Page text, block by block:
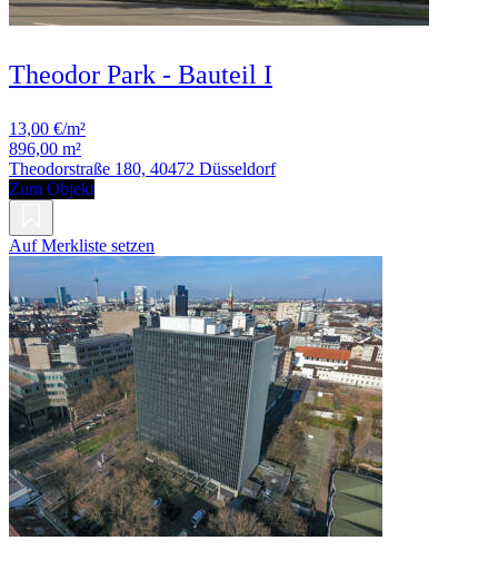
Theodor Park - Bauteil I
13,00 €/m²
896,00 m²
Theodorstraße 180, 40472 Düsseldorf
Zum Objekt
Auf Merkliste setzen